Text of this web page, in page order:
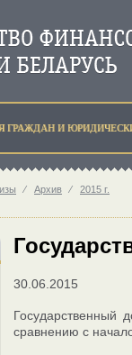
ГРАЖДАН И
⁄ Архив ⁄ 2015 г.
30.06.2015
Государственный
сравнению с